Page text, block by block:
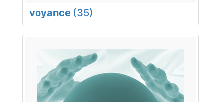
voyance (35)